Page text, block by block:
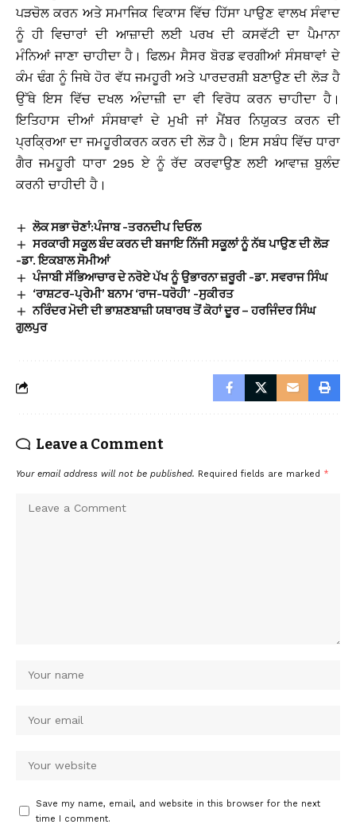
ਪੜਚੋਲ ਕਰਨ ਅਤੇ ਸਮਾਜਿਕ ਵਿਕਾਸ ਵਿੱਚ ਹਿੱਸਾ ਪਾਉਣ ਵਾਲਖ ਸੰਵਾਦ
ਨੂੰ ਹੀ ਵਿਚਾਰਾਂ ਦੀ ਆਜ਼ਾਦੀ ਲਈ ਪਰਖ ਦੀ ਕਸਵੱਟੀ ਦਾ ਪੈਮਾਨਾ
ਮੰਨਿਆਂ ਜਾਣਾ ਚਾਹੀਦਾ ਹੈ। ਫਿਲਮ ਸੈਸਰ ਬੋਰਡ ਵਰਗੀਆਂ ਸੰਸਥਾਵਾਂ ਦੇ
ਕੰਮ ਢੰਗ ਨੂੰ ਜਿਥੇ ਹੋਰ ਵੱਧ ਜਮਹੂਰੀ ਅਤੇ ਪਾਰਦਰਸ਼ੀ ਬਣਾਉਣ ਦੀ ਲੋੜ ਹੈ
ਉੱਥੇ ਇਸ ਵਿੱਚ ਦਖਲ ਅੰਦਾਜ਼ੀ ਦਾ ਵੀ ਵਿਰੋਧ ਕਰਨ ਚਾਹੀਦਾ ਹੈ।
ਇਤਿਹਾਸ ਦੀਆਂ ਸੰਸਥਾਵਾਂ ਦੇ ਮੁਖੀ ਜਾਂ ਮੈਂਬਰ ਨਿਯੁਕਤ ਕਰਨ ਦੀ
ਪ੍ਰਕਿ੍ਰਆ ਦਾ ਜਮਹੂਰੀਕਰਨ ਕਰਨ ਦੀ ਲੋੜ ਹੈ। ਇਸ ਸਬੰਧ ਵਿੱਚ ਧਾਰਾ
ਗੈਰ ਜਮਹੂਰੀ ਧਾਰਾ 295 ਏ ਨੂੰ ਰੱਦ ਕਰਵਾਉਣ ਲਈ ਆਵਾਜ਼ ਬੁਲੰਦ
ਕਰਨੀ ਚਾਹੀਦੀ ਹੈ।
ਲੋਕ ਸਭਾ ਚੋਣਾਂ:ਪੰਜਾਬ -ਤਰਨਦੀਪ ਦਿਓਲ
ਸਰਕਾਰੀ ਸਕੂਲ ਬੰਦ ਕਰਨ ਦੀ ਬਜਾਇ ਨਿੱਜੀ ਸਕੂਲਾਂ ਨੂੰ ਨੱਥ ਪਾਉਣ ਦੀ ਲੋੜ
-ਡਾ. ਇਕਬਾਲ ਸੋਮੀਆਂ
ਪੰਜਾਬੀ ਸੱਭਿਆਚਾਰ ਦੇ ਨਰੋਏ ਪੱਖ ਨੂੰ ਉਭਾਰਨਾ ਜ਼ਰੂਰੀ -ਡਾ. ਸਵਰਾਜ ਸਿੰਘ
‘ਰਾਸ਼ਟਰ-ਪ੍ਰੇਮੀ’ ਬਨਾਮ ‘ਰਾਜ-ਧਰੋਹੀ’ -ਸੁਕੀਰਤ
ਨਰਿੰਦਰ ਮੋਦੀ ਦੀ ਭਾਸ਼ਣਬਾਜ਼ੀ ਯਥਾਰਥ ਤੋਂ ਕੋਹਾਂ ਦੂਰ – ਹਰਜਿੰਦਰ ਸਿੰਘ
ਗੁਲਪੁਰ
Leave a Comment
Your email address will not be published. Required fields are marked *
Save my name, email, and website in this browser for the next
time I comment.